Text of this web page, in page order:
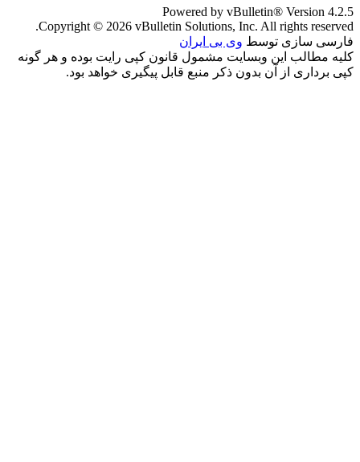
Powered by vBulletin® Version 4.2.5
Copyright © 2026 vBulletin Solutions, Inc. All rights reserved.
فارسی سازی توسط وی بی ایران
کلیه مطالب این وبسایت مشمول قانون کپی رایت بوده و هر گونه
کپی برداری از آن بدون ذکر منبع قابل پیگیری خواهد بود.